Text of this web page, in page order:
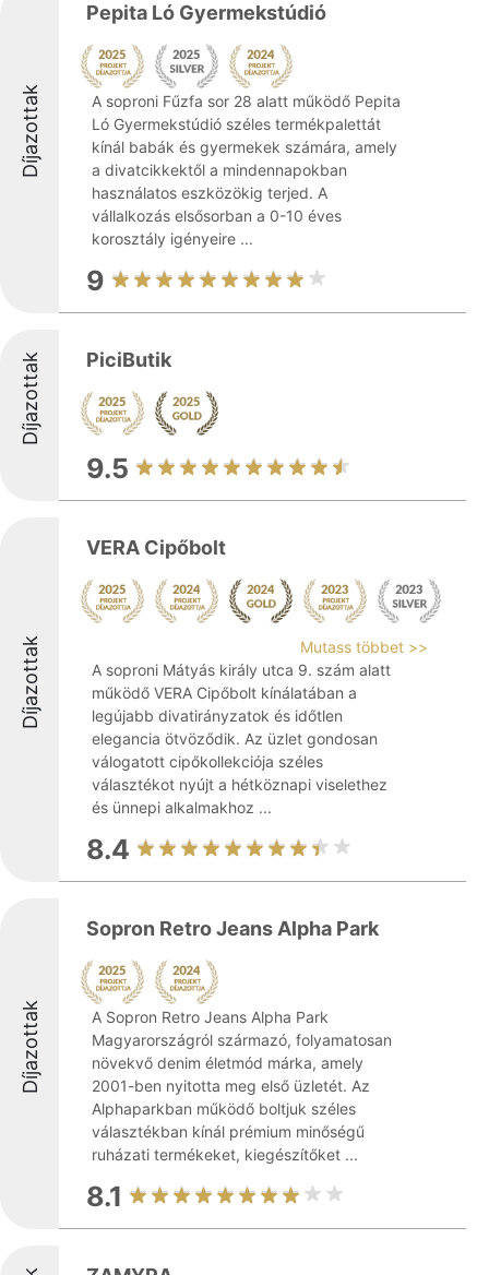
Díjazottak
Pepita Ló Gyermekstúdió
A soproni Fűzfa sor 28 alatt működő Pepita
Ló Gyermekstúdió széles termékpalettát
kínál babák és gyermekek számára, amely
a divatcikkektől a mindennapokban
használatos eszközökig terjed. A
vállalkozás elsősorban a 0-10 éves
korosztály igényeire ...
9
Díjazottak PiciButik
9.5
Díjazottak
VERA Cipőbolt
Mutass többet >>
A soproni Mátyás király utca 9. szám alatt
működő VERA Cipőbolt kínálatában a
legújabb divatirányzatok és időtlen
elegancia ötvöződik. Az üzlet gondosan
válogatott cipőkollekciója széles
választékot nyújt a hétköznapi viselethez
és ünnepi alkalmakhoz ...
8.4
Díjazottak
Sopron Retro Jeans Alpha Park
A Sopron Retro Jeans Alpha Park
Magyarországról származó, folyamatosan
növekvő denim életmód márka, amely
2001-ben nyitotta meg első üzletét. Az
Alphaparkban működő boltjuk széles
választékban kínál prémium minőségű
ruházati termékeket, kiegészítőket ...
8.1